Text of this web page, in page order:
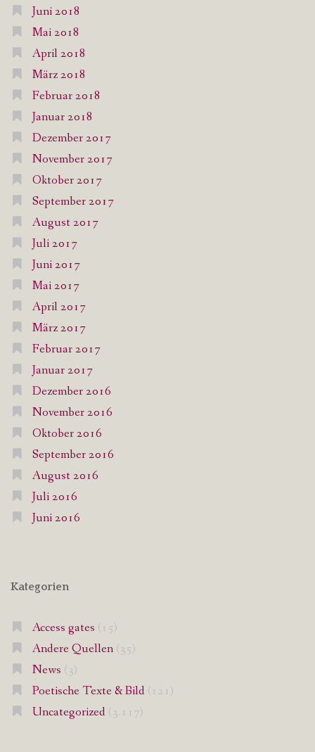
Juni 2018
Mai 2018
April 2018
März 2018
Februar 2018
Januar 2018
Dezember 2017
November 2017
Oktober 2017
September 2017
August 2017
Juli 2017
Juni 2017
Mai 2017
April 2017
März 2017
Februar 2017
Januar 2017
Dezember 2016
November 2016
Oktober 2016
September 2016
August 2016
Juli 2016
Juni 2016
Kategorien
Access gates (15)
Andere Quellen(35)
News (3)
Poetische Texte & Bild (121)
Uncategorized (3.117)